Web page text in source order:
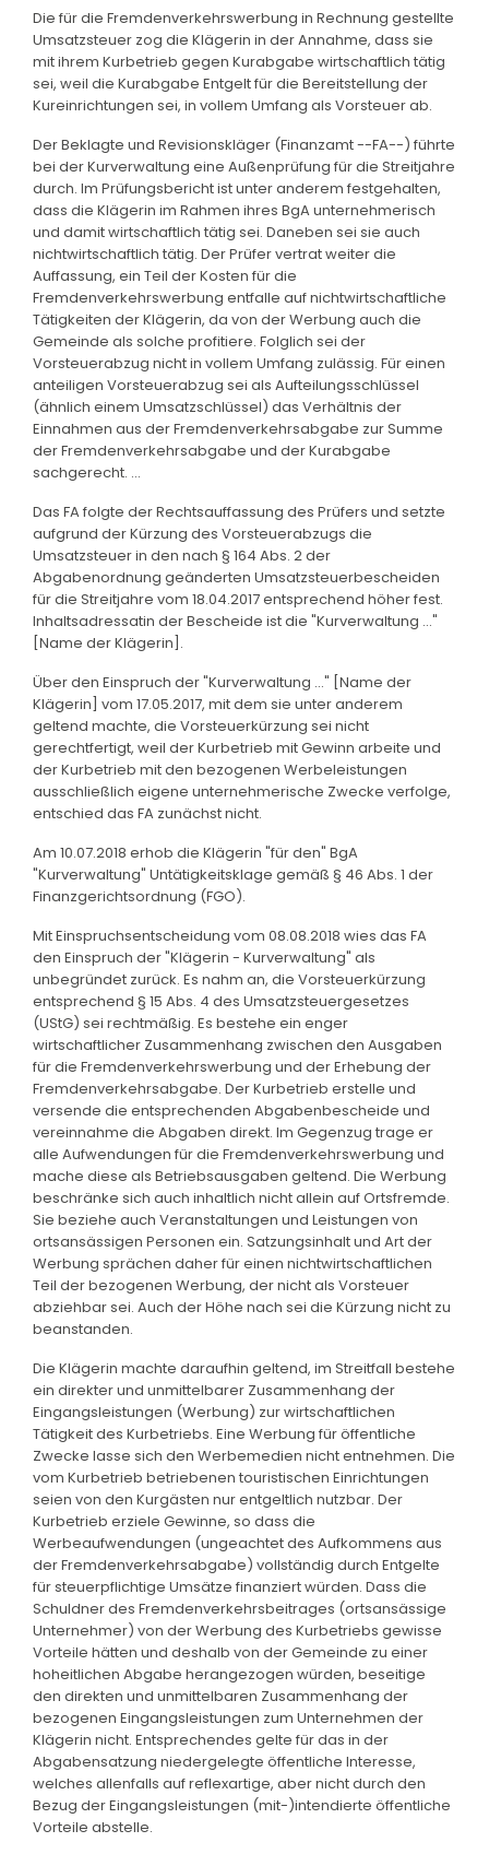
Die für die Fremdenverkehrswerbung in Rechnung gestellte
Umsatzsteuer zog die Klägerin in der Annahme, dass sie
mit ihrem Kurbetrieb gegen Kurabgabe wirtschaftlich tätig
sei, weil die Kurabgabe Entgelt für die Bereitstellung der
Kureinrichtungen sei, in vollem Umfang als Vorsteuer ab.
Der Beklagte und Revisionskläger (Finanzamt --FA--) führte
bei der Kurverwaltung eine Außenprüfung für die Streitjahre
durch. Im Prüfungsbericht ist unter anderem festgehalten,
dass die Klägerin im Rahmen ihres BgA unternehmerisch
und damit wirtschaftlich tätig sei. Daneben sei sie auch
nichtwirtschaftlich tätig. Der Prüfer vertrat weiter die
Auffassung, ein Teil der Kosten für die
Fremdenverkehrswerbung entfalle auf nichtwirtschaftliche
Tätigkeiten der Klägerin, da von der Werbung auch die
Gemeinde als solche profitiere. Folglich sei der
Vorsteuerabzug nicht in vollem Umfang zulässig. Für einen
anteiligen Vorsteuerabzug sei als Aufteilungsschlüssel
(ähnlich einem Umsatzschlüssel) das Verhältnis der
Einnahmen aus der Fremdenverkehrsabgabe zur Summe
der Fremdenverkehrsabgabe und der Kurabgabe
sachgerecht. ...
Das FA folgte der Rechtsauffassung des Prüfers und setzte
aufgrund der Kürzung des Vorsteuerabzugs die
Umsatzsteuer in den nach § 164 Abs. 2 der
Abgabenordnung geänderten Umsatzsteuerbescheiden
für die Streitjahre vom 18.04.2017 entsprechend höher fest.
Inhaltsadressatin der Bescheide ist die "Kurverwaltung ..."
[Name der Klägerin].
Über den Einspruch der "Kurverwaltung ..." [Name der
Klägerin] vom 17.05.2017, mit dem sie unter anderem
geltend machte, die Vorsteuerkürzung sei nicht
gerechtfertigt, weil der Kurbetrieb mit Gewinn arbeite und
der Kurbetrieb mit den bezogenen Werbeleistungen
ausschließlich eigene unternehmerische Zwecke verfolge,
entschied das FA zunächst nicht.
Am 10.07.2018 erhob die Klägerin "für den" BgA
"Kurverwaltung" Untätigkeitsklage gemäß § 46 Abs. 1 der
Finanzgerichtsordnung (FGO).
Mit Einspruchsentscheidung vom 08.08.2018 wies das FA
den Einspruch der "Klägerin - Kurverwaltung" als
unbegründet zurück. Es nahm an, die Vorsteuerkürzung
entsprechend § 15 Abs. 4 des Umsatzsteuergesetzes
(UStG) sei rechtmäßig. Es bestehe ein enger
wirtschaftlicher Zusammenhang zwischen den Ausgaben
für die Fremdenverkehrswerbung und der Erhebung der
Fremdenverkehrsabgabe. Der Kurbetrieb erstelle und
versende die entsprechenden Abgabenbescheide und
vereinnahme die Abgaben direkt. Im Gegenzug trage er
alle Aufwendungen für die Fremdenverkehrswerbung und
mache diese als Betriebsausgaben geltend. Die Werbung
beschränke sich auch inhaltlich nicht allein auf Ortsfremde.
Sie beziehe auch Veranstaltungen und Leistungen von
ortsansässigen Personen ein. Satzungsinhalt und Art der
Werbung sprächen daher für einen nichtwirtschaftlichen
Teil der bezogenen Werbung, der nicht als Vorsteuer
abziehbar sei. Auch der Höhe nach sei die Kürzung nicht zu
beanstanden.
Die Klägerin machte daraufhin geltend, im Streitfall bestehe
ein direkter und unmittelbarer Zusammenhang der
Eingangsleistungen (Werbung) zur wirtschaftlichen
Tätigkeit des Kurbetriebs. Eine Werbung für öffentliche
Zwecke lasse sich den Werbemedien nicht entnehmen. Die
vom Kurbetrieb betriebenen touristischen Einrichtungen
seien von den Kurgästen nur entgeltlich nutzbar. Der
Kurbetrieb erziele Gewinne, so dass die
Werbeaufwendungen (ungeachtet des Aufkommens aus
der Fremdenverkehrsabgabe) vollständig durch Entgelte
für steuerpflichtige Umsätze finanziert würden. Dass die
Schuldner des Fremdenverkehrsbeitrages (ortsansässige
Unternehmer) von der Werbung des Kurbetriebs gewisse
Vorteile hätten und deshalb von der Gemeinde zu einer
hoheitlichen Abgabe herangezogen würden, beseitige
den direkten und unmittelbaren Zusammenhang der
bezogenen Eingangsleistungen zum Unternehmen der
Klägerin nicht. Entsprechendes gelte für das in der
Abgabensatzung niedergelegte öffentliche Interesse,
welches allenfalls auf reflexartige, aber nicht durch den
Bezug der Eingangsleistungen (mit-)intendierte öffentliche
Vorteile abstelle.